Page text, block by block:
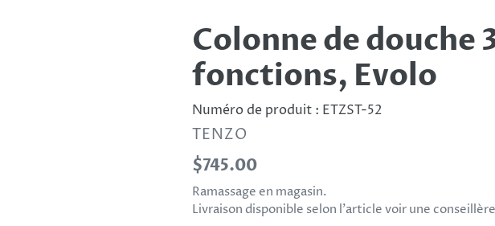
Colonne de douche
fonctions, Evolo
Numéro de produit : ETZST-52
DISTRIBUTEUR
TENZO
Prix
normal
$745.00
Ramassage en magasin.
Livraison disponible selon l’article voir une